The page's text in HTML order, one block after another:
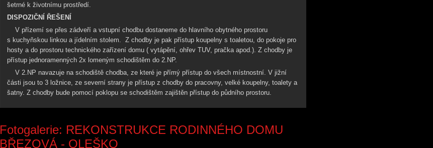
šetrné k životnímu prostředí.
DISPOZIČNÍ ŘEŠENÍ
V přízemí se přes zádveří a vstupní chodbu dostaneme do hlavního obytného prostoru
s kuchyňskou linkou a jídelním stolem. Z chodby je pak přístup koupelny s toaletou, do pokoje pro
hosty a do prostoru technického zařízení domu ( vytápění, ohřev TUV, pračka apod.). Z chodby je
přístup jednoramenných 2x lomeným schodištěm do 2.NP.
V 2.NP navazuje na schodiště chodba, ze které je přímý přístup do všech místnostní. V jižní
části jsou to 3 ložnice, ze severní strany je přístup z chodby do pracovny, velké koupelny, toalety a
šatny. Z chodby bude pomocí poklopu se schodištěm zajištěn přístup do půdního prostoru.
Fotogalerie: REKONSTRUKCE RODINNÉHO DOMU
BŘEZOVÁ - OLEŠKO